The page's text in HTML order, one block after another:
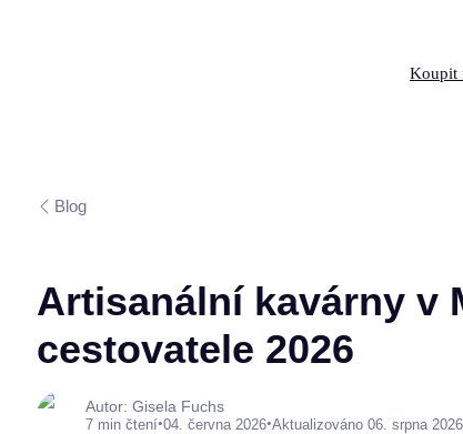
Koupit
Blog
Artisanální kavárny v
cestovatele 2026
Autor: Gisela Fuchs
7 min čtení•04. června 2026•Aktualizováno 06. srpna 2026